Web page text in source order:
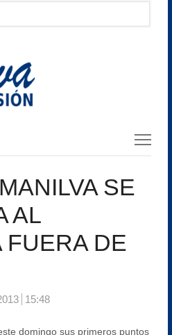
SE
AL
FUERA DE
15:48
domingo sus primeros puntos